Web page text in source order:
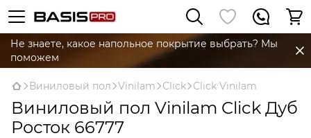
Не знаете, какое напольное покрытие выбрать? Мы
поможем
Виниловый пол Vinilam Click Click Vinilam
Виниловый пол Vinilam Click Дуб
Росток 66777